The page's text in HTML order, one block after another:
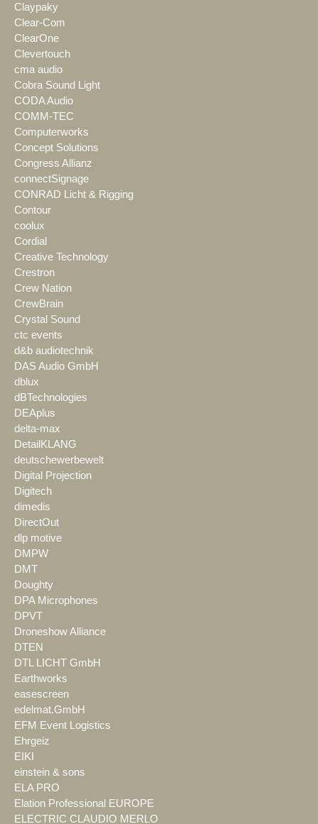
Claypaky
Clear-Com
ClearOne
Clevertouch
cma audio
Cobra Sound Light
CODA Audio
COMM-TEC
Computerworks
Concept Solutions
Congress Allianz
connectSignage
CONRAD Licht & Rigging
Contour
coolux
Cordial
Creative Technology
Crestron
Crew Nation
CrewBrain
Crystal Sound
ctc events
d&b audiotechnik
DAS Audio GmbH
dblux
dBTechnologies
DEAplus
delta-max
DetailKLANG
deutschewerbewelt
Digital Projection
Digitech
dimedis
DirectOut
dlp motive
DMPW
DMT
Doughty
DPA Microphones
DPVT
Droneshow Alliance
DTEN
DTL LICHT GmbH
Earthworks
easescreen
edelmat.GmbH
EFM Event Logistics
Ehrgeiz
EIKI
einstein & sons
ELA PRO
Elation Professional EUROPE
ELECTRIC CLAUDIO MERLO